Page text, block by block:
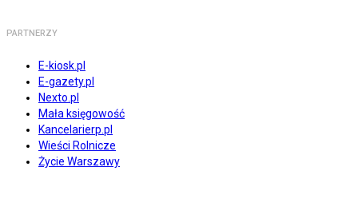
PARTNERZY
E-kiosk.pl
E-gazety.pl
Nexto.pl
Mała księgowość
Kancelarierp.pl
Wieści Rolnicze
Życie Warszawy